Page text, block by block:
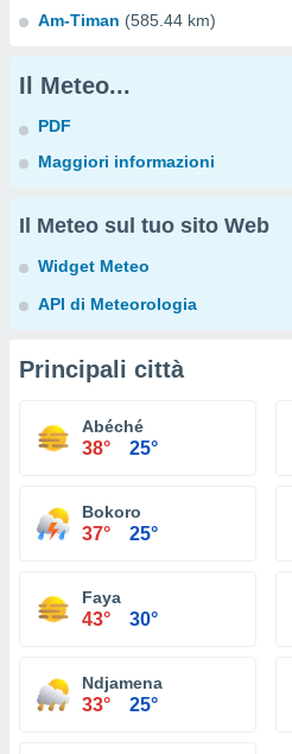
Am-Timan (585.44 km)
Il Meteo...
PDF
Maggiori informazioni
Il Meteo sul tuo sito Web
Widget Meteo
API di Meteorologia
Principali città
Abéché
38° 25°
Bokoro
37° 25°
Faya
43° 30°
Ndjamena
33° 25°